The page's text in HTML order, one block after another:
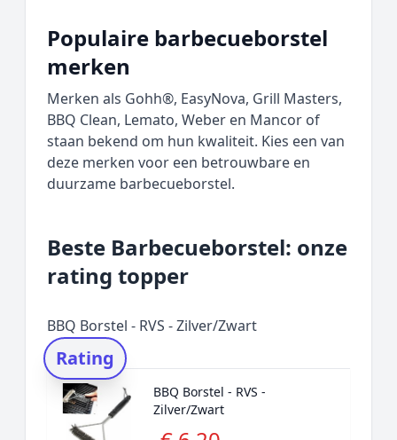
Populaire barbecueborstel
merken
Merken als Gohh®, EasyNova, Grill Masters,
BBQ Clean, Lemato, Weber en Mancor of
staan bekend om hun kwaliteit. Kies een van
deze merken voor een betrouwbare en
duurzame barbecueborstel.
Beste Barbecueborstel: onze
rating topper
BBQ Borstel - RVS - Zilver/Zwart
Rating
BBQ Borstel - RVS -
Zilver/Zwart